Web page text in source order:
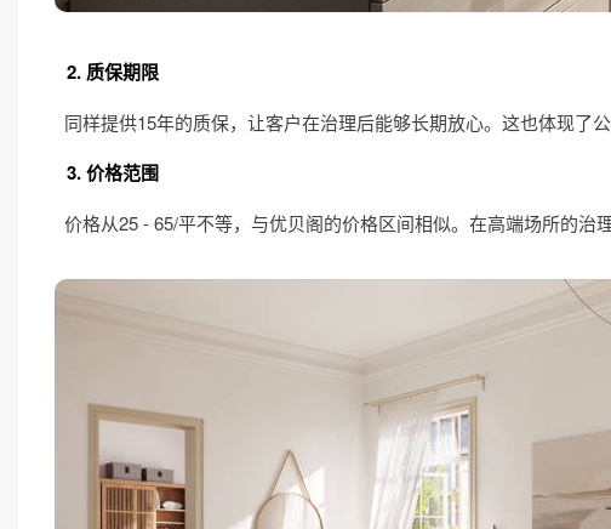
2. 质保期限
同样提供15年的质保，让客户在治理后能够长期放心。这也体现了
3. 价格范围
价格从25 - 65/平不等，与优贝阁的价格区间相似。在高端场所的治